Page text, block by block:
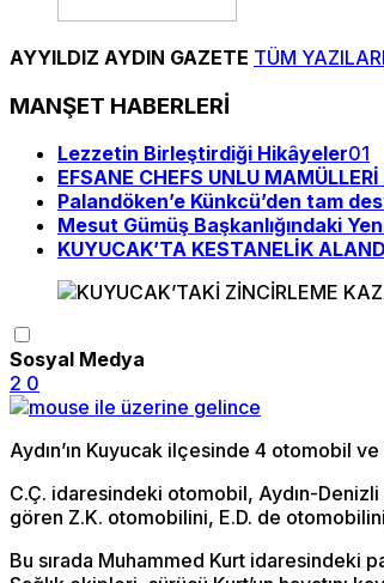
AYYILDIZ AYDIN GAZETE TÜM YAZILARI
MANŞET HABERLERİ
Lezzetin Birleştirdiği Hikâyeler01
EFSANE CHEFS UNLU
Palandöken’e Künkcü’den tam
Mesut Gümüş Başkanlığındaki
KUYUCAK’TA KESTANELİK
Sosyal Medya
2 0
Aydın’ın Kuyucak ilçesinde 4 otomobil
C.Ç. idaresindeki otomobil, Aydın-
gören Z.K. otomobilini, E.D. de
Bu sırada Muhammed Kurt idaresindeki